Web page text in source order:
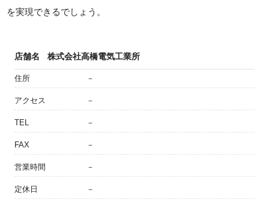
を実現できるでしょう。
店舗名 株式会社高橋電気工業所
住所 －
アクセス －
TEL －
FAX －
営業時間 －
定休日 －